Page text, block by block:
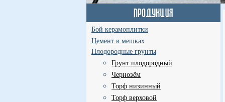
Бой керамоплитки
Цемент в мешках
Плодородные грунты
Грунт плодородный
Чернозём
Торф низинный
Торф верховой